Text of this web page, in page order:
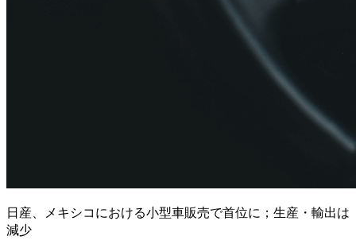
日産、メキシコにおける小型車販売で首位に；生産・輸出は
減少